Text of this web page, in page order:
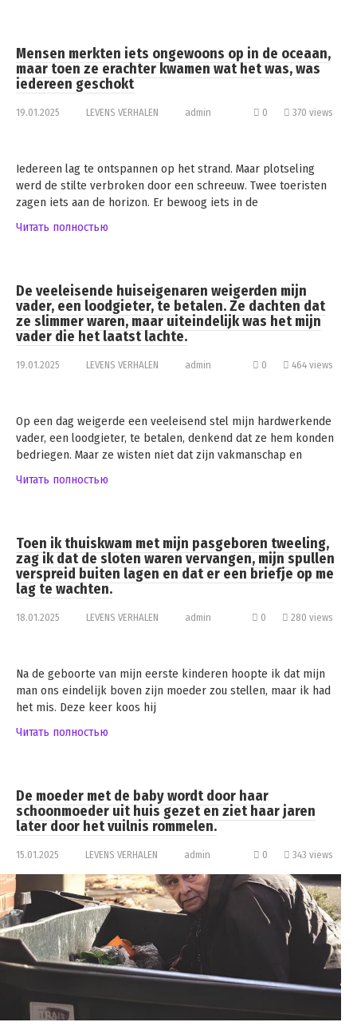
Mensen merkten iets ongewoons op in de oceaan,
maar toen ze erachter kwamen wat het was, was
iedereen geschokt
19.01.2025 LEVENS VERHALEN admin 0 370 views
Iedereen lag te ontspannen op het strand. Maar plotseling
werd de stilte verbroken door een schreeuw. Twee toeristen
zagen iets aan de horizon. Er bewoog iets in de
Читать полностью
De veeleisende huiseigenaren weigerden mijn
vader, een loodgieter, te betalen. Ze dachten dat
ze slimmer waren, maar uiteindelijk was het mijn
vader die het laatst lachte.
19.01.2025 LEVENS VERHALEN admin 0 464 views
Op een dag weigerde een veeleisend stel mijn hardwerkende
vader, een loodgieter, te betalen, denkend dat ze hem konden
bedriegen. Maar ze wisten niet dat zijn vakmanschap en
Читать полностью
Toen ik thuiskwam met mijn pasgeboren tweeling,
zag ik dat de sloten waren vervangen, mijn spullen
verspreid buiten lagen en dat er een briefje op me
lag te wachten.
18.01.2025 LEVENS VERHALEN admin 0 280 views
Na de geboorte van mijn eerste kinderen hoopte ik dat mijn
man ons eindelijk boven zijn moeder zou stellen, maar ik had
het mis. Deze keer koos hij
Читать полностью
De moeder met de baby wordt door haar
schoonmoeder uit huis gezet en ziet haar jaren
later door het vuilnis rommelen.
15.01.2025 LEVENS VERHALEN admin 0 343 views